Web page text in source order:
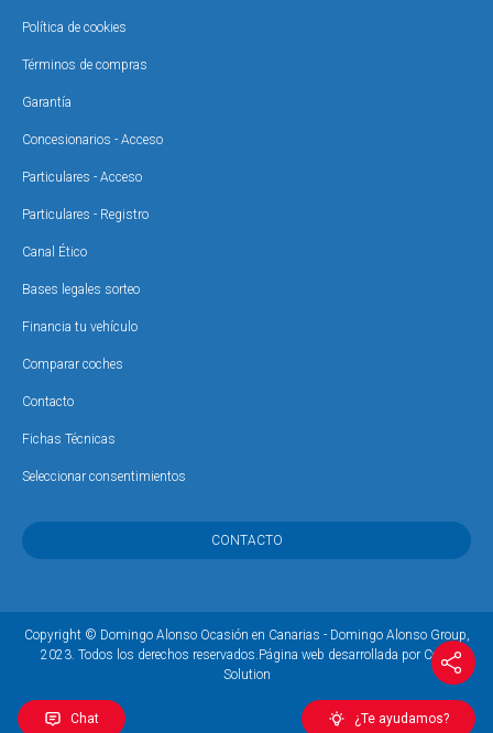
Chat ¿Te ayudamos?
Política de cookies
Términos de compras
Garantía
Concesionarios - Acceso
Particulares - Acceso
Particulares - Registro
Canal Ético
Bases legales sorteo
Financia tu vehículo
Comparar coches
Contacto
Fichas Técnicas
Seleccionar consentimientos
CONTACTO
Copyright © Domingo Alonso Ocasión en Canarias - Domingo Alonso Group,
2023. Todos los derechos reservados.Página web desarrollada por Coco
Solution